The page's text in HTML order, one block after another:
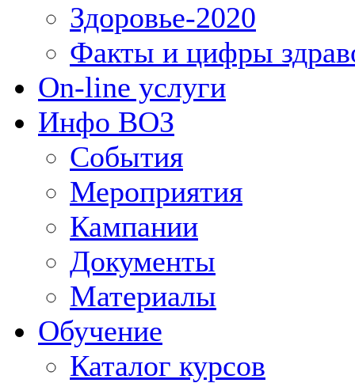
Здоровье-2020
Факты и цифры
On-line услуги
Инфо ВОЗ
События
Мероприятия
Кампании
Документы
Материалы
Обучение
Каталог курсов